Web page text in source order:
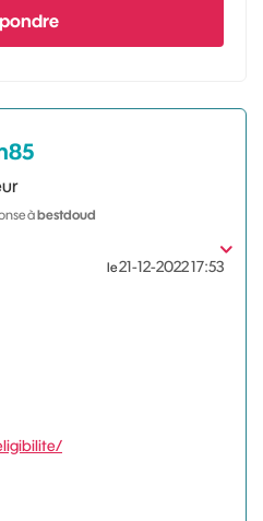
àbestdoud
le‎21-12-202217:53